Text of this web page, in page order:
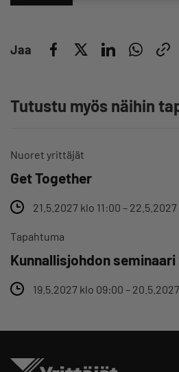
Jaa
Tutustu myös näihin
Nuoret yrittäjät
Get Together
21.5.2027 klo 11:00 –
Tapahtuma
Kunnallisjohdon seminaari
19.5.2027 klo 09:00 –